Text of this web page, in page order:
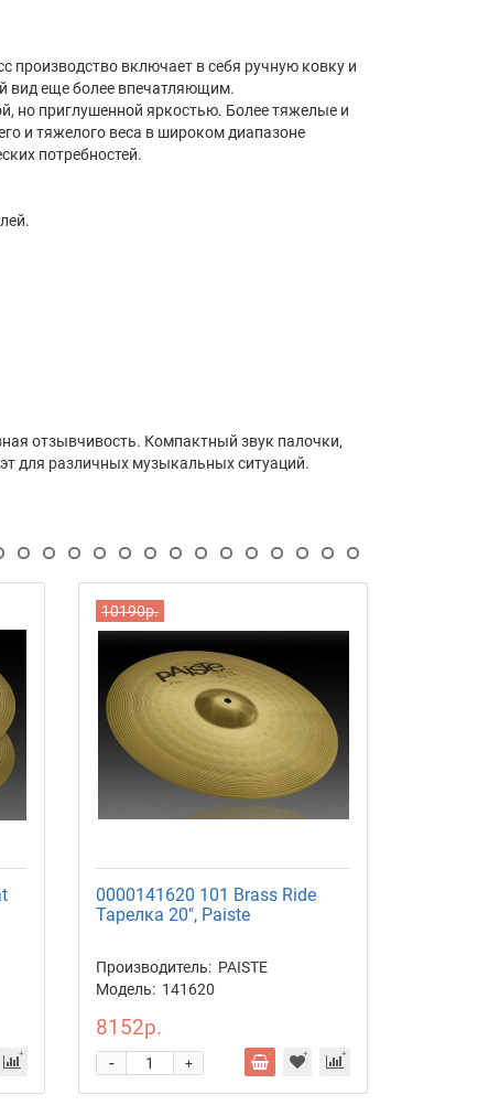
производство включает в себя ручную ковку и
вид еще более впечатляющим.
но приглушенной яркостью. Более тяжелые и
и тяжелого веса в широком диапазоне
потребностей.
отзывчивость. Компактный звук палочки,
для различных музыкальных ситуаций.
10190р.
0000141620 101 Brass Ride
Тарелка 20", Paiste
Производитель: PAISTE
Модель: 141620
8152р.
+
-